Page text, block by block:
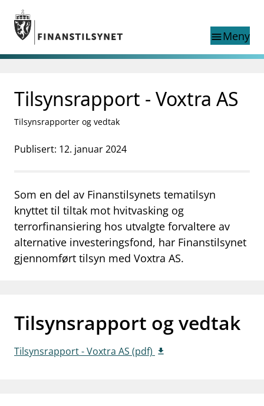
Gå til hovedinnhold
Gå til søkesiden
menuMeny
nettstedet
language
English
exist in English
English home page
Aktuelt
supervisor_accountForbrukerinformasjon
businessOm Finanstilsynet
mail_outlineKontakt oss
notifications_noneAbonner på nyhetsvarsel
Tilsynsrapport - Voxtra AS
Tilsynsrapporter og vedtak
Publisert: 12. januar 2024
Som en del av Finanstilsynets tematilsyn
knyttet til tiltak mot hvitvasking og
terrorfinansiering hos utvalgte forvaltere av
alternative investeringsfond, har Finanstilsynet
gjennomført tilsyn med Voxtra AS.
Tilsynsrapport og vedtak
Tilsynsrapport - Voxtra AS (pdf)